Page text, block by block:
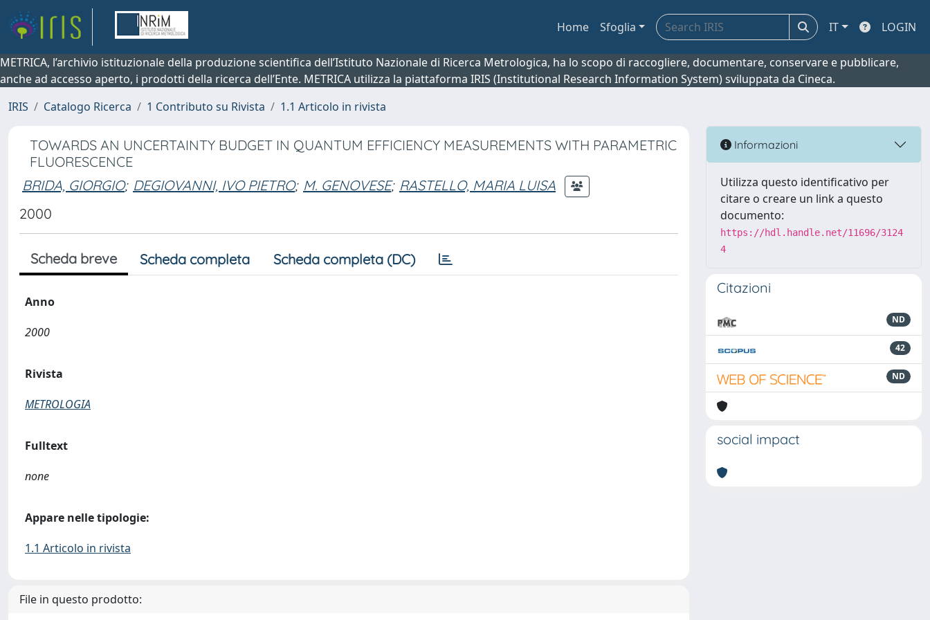
Home Sfoglia IT LOGIN
METRICA, l’archivio istituzionale della produzione scientifica dell’Istituto Nazionale di Ricerca Metrologica, ha lo scopo di raccogliere, documentare, conservare e pubblicare,
anche ad accesso aperto, i prodotti della ricerca dell’Ente. METRICA utilizza la piattaforma IRIS (Institutional Research Information System) sviluppata da Cineca.
IRIS
Catalogo Ricerca 1 Contributo su Rivista 1.1 Articolo in rivista
TOWARDS AN UNCERTAINTY BUDGET IN QUANTUM EFFICIENCY MEASUREMENTS WITH PARAMETRIC
FLUORESCENCE
BRIDA, GIORGIO; DEGIOVANNI, IVO PIETRO; M. GENOVESE; RASTELLO, MARIA LUISA
2000
Scheda breve Scheda completa Scheda completa (DC)
Anno
2000
Rivista
METROLOGIA
Fulltext
none
Appare nelle tipologie:
1.1 Articolo in rivista
File in questo prodotto:
Informazioni
Utilizza questo identificativo per
citare o creare un link a questo
documento:
https://hdl.handle.net/11696/3124
4
Citazioni
ND
42
ND
social impact